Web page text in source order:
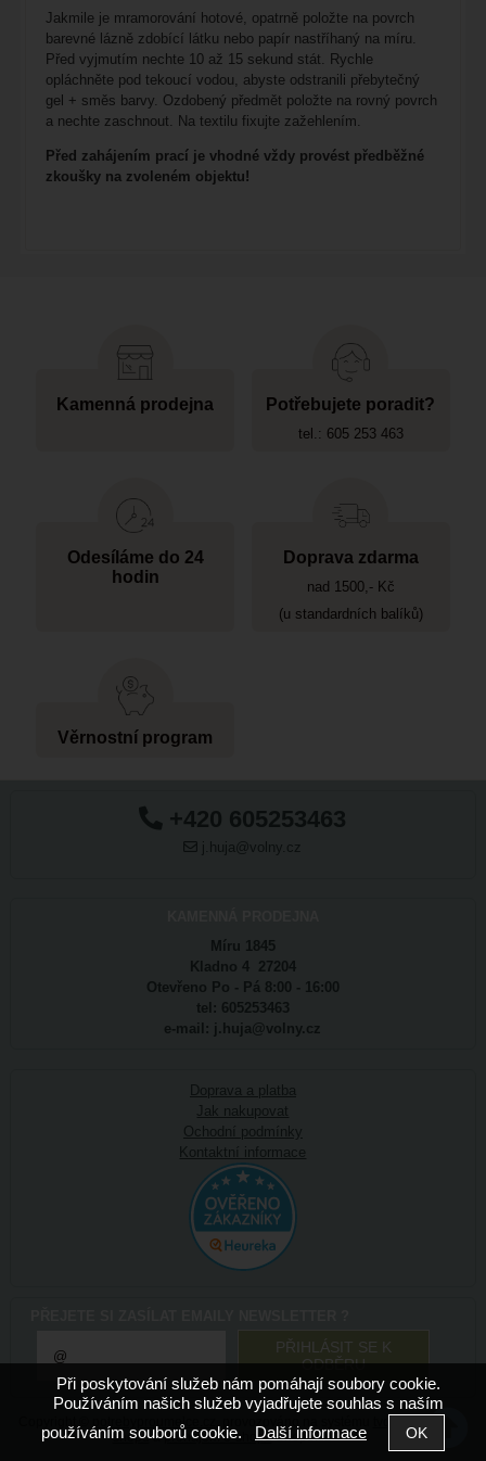
Jakmile je mramorování hotové, opatrně položte na povrch
barevné lázně zdobící látku nebo papír nastříhaný na míru.
Před vyjmutím nechte 10 až 15 sekund stát. Rychle
opláchněte pod tekoucí vodou, abyste odstranili přebytečný
gel + směs barvy. Ozdobený předmět položte na rovný povrch
a nechte zaschnout. Na textilu fixujte zažehlením.
Před zahájením prací je vhodné vždy provést předběžné
zkoušky na zvoleném objektu!
Kamenná prodejna Potřebujete poradit?
tel.: 605 253 463
Odesíláme do 24
hodin
Doprava zdarma
nad 1500,- Kč
(u standardních balíků)
Věrnostní program
+420 605253463
j.huja@volny.cz
Míru 1845
Kladno 4 27204
Otevřeno Po - Pá 8:00 - 16:00
tel: 605253463
e-mail: j.huja@volny.cz
Doprava a platba
Jak nakupovat
Ochodní podmínky
Kontaktní informace
potrebyproumelce.cz
shopuapronájem e-shopuShop5.cz
Při poskytování služeb nám pomáhají soubory cookie.
Používáním našich služeb vyjadřujete souhlas s naším
používáním souborů cookie. Další informace